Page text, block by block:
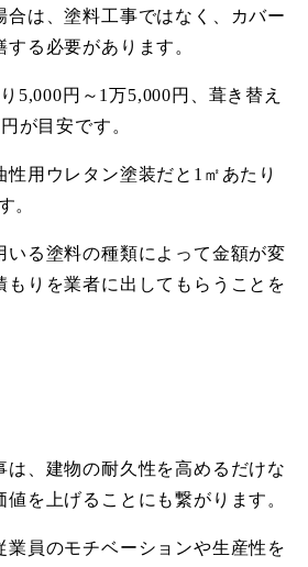
合は、塗料工事ではなく、カバー
る必要があります。
5,000円～ 1万5,000円、葺き替え
が目安です。
性用ウレタン塗装だと 1 ㎡あたり
。
いる塗料の種類によって金額が変
もりを業者に出してもらうことを
は、建物の耐久性を高めるだけな
値を上げることにも繋がります。
業員のモチベーションや生産性を